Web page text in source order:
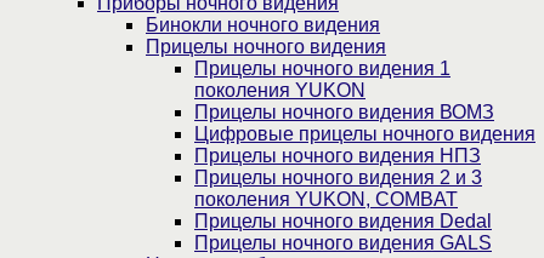
Бинокли ночного видения
Прицелы ночного видения
Прицелы ночного видения 1
поколения YUKON
Прицелы ночного видения ВОМЗ
Цифровые прицелы ночного видения
Прицелы ночного видения НПЗ
Прицелы ночного видения 2 и 3
поколения YUKON, COMBAT
Прицелы ночного видения Dedal
Прицелы ночного видения GALS